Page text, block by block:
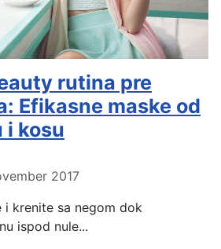
rutina pre
Efikasne maske od
i kosu
2017
i krenite sa negom dok
ispod nule...